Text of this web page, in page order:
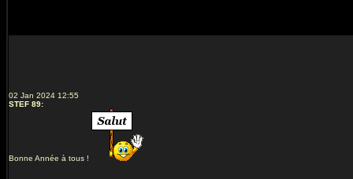
02 Jan 2024 12:55
STEF 89:
Bonne Année à tous !